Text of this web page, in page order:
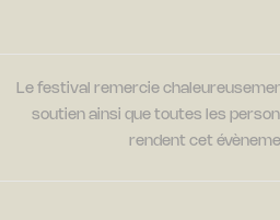
Le festival remercie
soutien ainsi que toutes les
rendent cet